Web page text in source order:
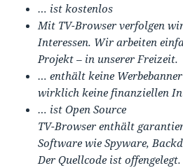
… ist kostenlos
Mit TV-Browser verfolgen
Interessen. Wir arbeiten
Projekt – in unserer Freizeit.
… enthält keine
wirklich keine finanziellen
… ist Open Source
TV-Browser enthält
Software wie Spyware,
Der Quellcode ist